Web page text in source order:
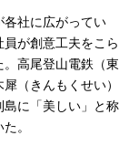
社に広がってい
が創意工夫をこら
高尾登山電鉄（東
（きんもくせい）
に「美しい」と称
。